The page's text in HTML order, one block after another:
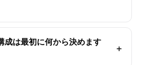
成は最初に何から決めます